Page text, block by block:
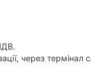
через